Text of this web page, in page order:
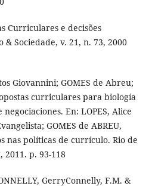
Curriculares e decisões
& Sociedade, v. 21, n. 73, 2000
Giovannini; GOMES de Abreu;
curriculares para biología
En: LOPES, Alice
GOMES de ABREU,
nas políticas de currículo. Rio de
2011. p. 93-118
GerryConnelly, F.M. &